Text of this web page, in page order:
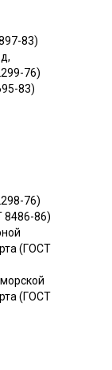
83)
76)
83)
76)
8486-86)
(ГОСТ
(ГОСТ